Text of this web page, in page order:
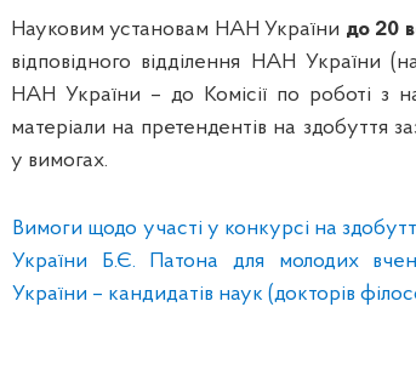
Науковим установам НАН України до 20
відповідного відділення НАН України
НАН України – до Комісії по роботі з
матеріали на претендентів на здобуття
у вимогах.
Вимоги щодо участі у конкурсі на
України Б.Є. Патона для молодих
України – кандидатів наук (докторів